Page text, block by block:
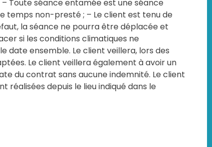
Toute séance entamée est une séance
temps non-presté ; – Le client est tenu de
la séance ne pourra être déplacée et
si les conditions climatiques ne
date ensemble. Le client veillera, lors des
Le client veillera également à avoir un
du contrat sans aucune indemnité. Le client
réalisées depuis le lieu indiqué dans le